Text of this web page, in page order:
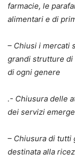
farmacie, le
alimentari e di
– Chiusi i mercati
grandi strutture di
di ogni genere
.- Chiusura delle
dei servizi
– Chiusura di tutti
destinata alla